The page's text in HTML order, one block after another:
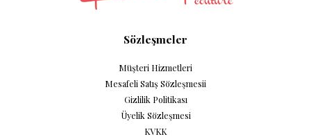
Sözleşmeler
Müşteri Hizmetleri
Mesafeli Satış Sözleşmesii
Gizlilik Politikası
Üyelik Sözleşmesi
KVKK